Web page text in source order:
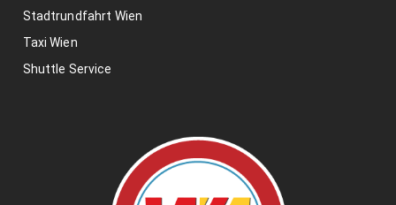
Stadtrundfahrt Wien
Taxi Wien
Shuttle Service